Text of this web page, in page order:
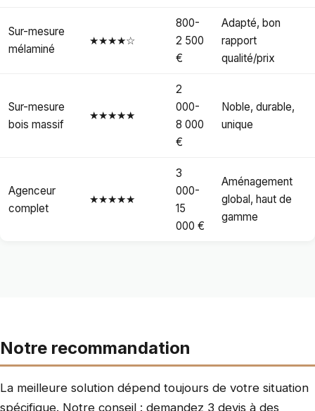
Sur-mesure
mélaminé
★★★★☆
800-
2 500
€
Adapté, bon
rapport
qualité/prix
Sur-mesure
bois massif
★★★★★
2
000-
8 000
€
Noble, durable,
unique
Agenceur
complet
★★★★★
3
000-
15
000 €
Aménagement
global, haut de
gamme
Notre recommandation
La meilleure solution dépend toujours de votre situation
spécifique. Notre conseil : demandez 3 devis à des